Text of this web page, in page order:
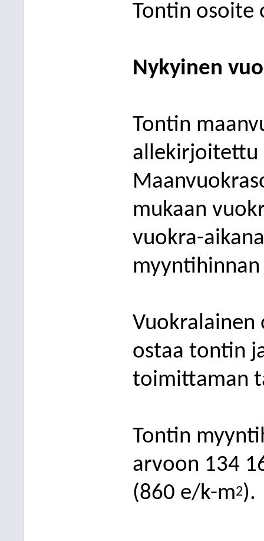
Tontin
Nykyinen
Tontin
allekirjoitettu
mukaan
vuokra-
Vuokralainen
ostaa tontin
toimittaman
Tontin
arvoon 134
(860 e/k-m2).